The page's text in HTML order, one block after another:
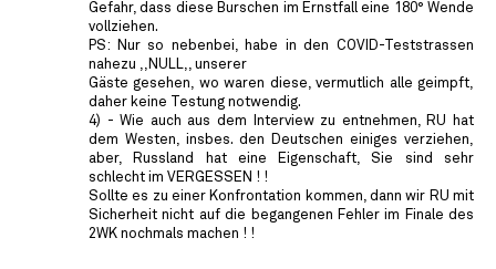
Gefahr, dass diese Burschen im Ernstfall eine 180° Wende
vollziehen.
PS: Nur so nebenbei, habe in den COVID-Teststrassen
nahezu ,,NULL,, unserer
Gäste gesehen, wo waren diese, vermutlich alle geimpft,
daher keine Testung notwendig.
4) - Wie auch aus dem Interview zu entnehmen, RU hat
dem Westen, insbes. den Deutschen einiges verziehen,
aber, Russland hat eine Eigenschaft, Sie sind sehr
schlecht im VERGESSEN ! !
Sollte es zu einer Konfrontation kommen, dann wir RU mit
Sicherheit nicht auf die begangenen Fehler im Finale des
2WK nochmals machen ! !